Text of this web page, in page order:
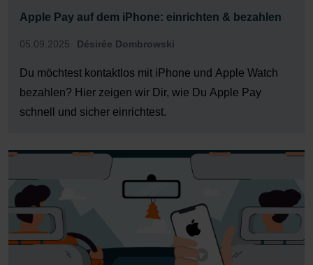
Apple Pay auf dem iPhone: einrichten & bezahlen
05.09.2025 Désirée Dombrowski
Du möchtest kontaktlos mit iPhone und Apple Watch
bezahlen? Hier zeigen wir Dir, wie Du Apple Pay
schnell und sicher einrichtest.